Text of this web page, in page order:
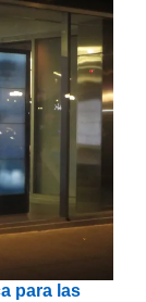
para las